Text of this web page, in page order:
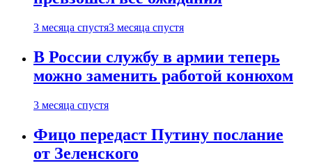
3 месяца спустя3 месяца спустя
В России службу в армии теперь
можно заменить работой конюхом
3 месяца спустя
Фицо передаст Путину послание
от Зеленского